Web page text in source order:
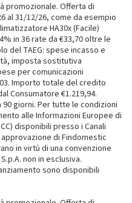
promozionale. Offerta di
al 31/12/26, come da esempio
HA30x (Facile)
in 36 rate da €33,70 oltre le
del TAEG: spese incasso e
imposta sostitutiva
per comunicazioni
Importo totale del credito
Consumatore €1.219,94.
giorni. Per tutte le condizioni
alle Informazioni Europee di
disponibili presso i Canali
di Findomestic
in virtù di una convenzione
non in esclusiva.
sono disponibili